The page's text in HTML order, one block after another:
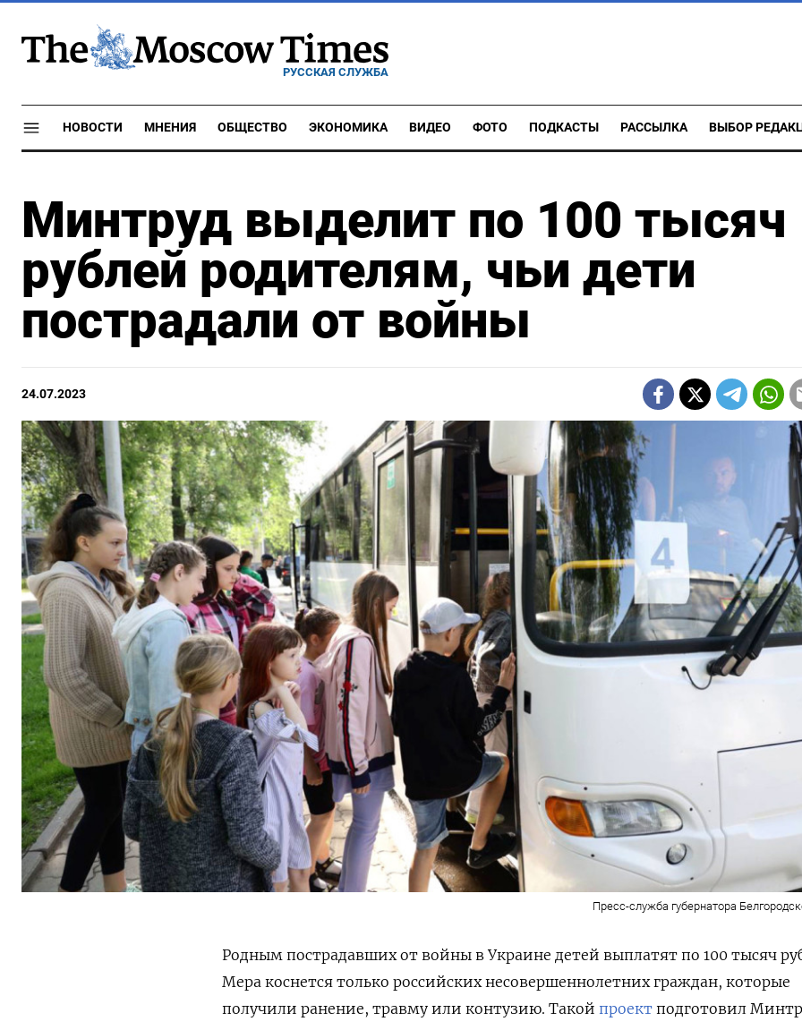
РУССКАЯ СЛУЖБА
НОВОСТИ МНЕНИЯ ОБЩЕСТВО ЭКОНОМИКА ВИДЕО ФОТО ПОДКАСТЫ РАССЫЛКА ВЫБОР
Минтруд выделит по 100 тысяч
рублей родителям, чьи дети
пострадали от войны
24.07.2023
Пресс-служба губернатора
Родным пострадавших от войны в Украине детей выплатят по 100 тысяч
Мера коснется только российских несовершеннолетних граждан, которые
получили ранение, травму или контузию. Такой проект подготовил